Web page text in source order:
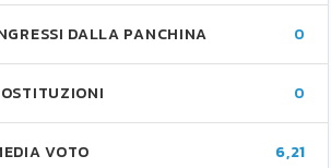
DALLA PANCHINA 0
0
VOTO 6,21